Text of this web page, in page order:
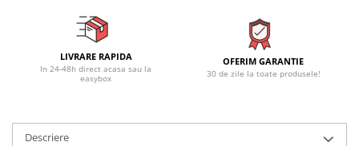
LIVRARE RAPIDA
In 24-48h direct acasa sau la
easybox
OFERIM GARANTIE
30 de zile la toate produsele!
Descriere